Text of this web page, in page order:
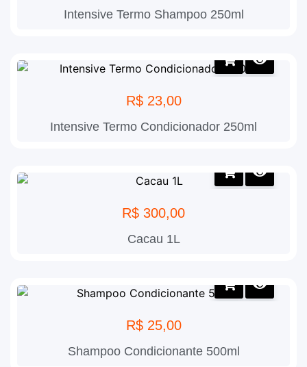
Intensive Termo Shampoo 250ml
R$23,00
Intensive Termo Condicionador 250ml
R$ 300,00
Cacau 1L
R$25,00
Shampoo Condicionante 500ml